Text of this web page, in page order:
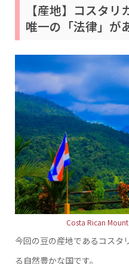
【産地】コスタ
唯一の「法律」が
Costa Rican
今回の豆の産地であるコスタ
る自然豊かな国です。